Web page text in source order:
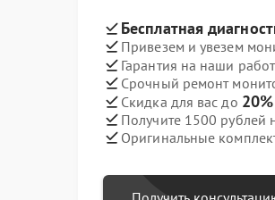
Бесплатная
Привезем и увезем
Гарантия на наши
Срочный ремонт
Скидка для вас до 20%
Получите 1500 рублей
Оригинальные